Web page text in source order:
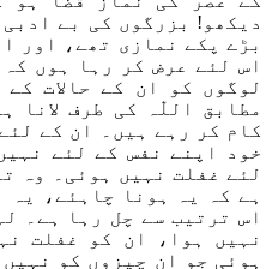
دیکھو! بزرگوں کی بے ادبی
بڑے پکے نمازی تھے، اور
لوگوں کو
ان کے حالات
مطابق اللّٰہ
خود اپنے نفس کے لئے
لئے غفلت نہیں ہوئی۔ وہ
ہے کہ یہ ہونا
چاہئے، یہ
اس ترتیب سے چل رہا ہے۔
نہیں ہوا، ان کو غفلت
ہوئی جو ان چیزوں کو